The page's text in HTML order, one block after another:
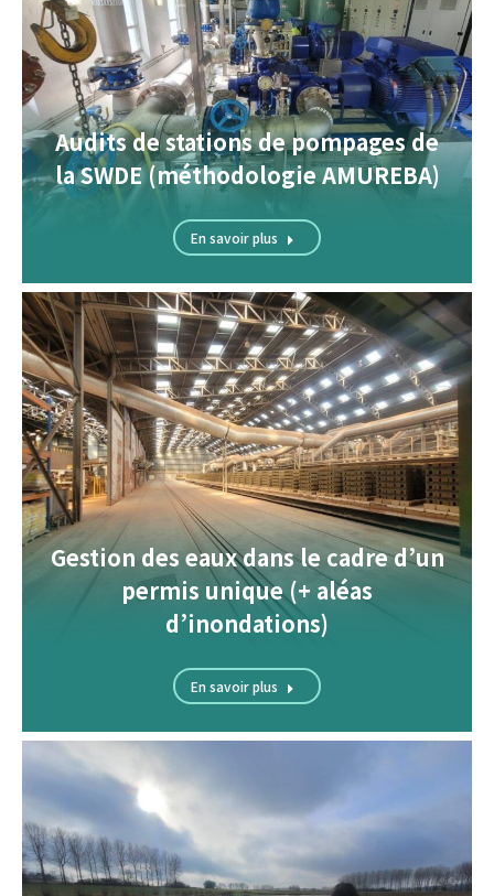
Audits de stations de pompages de
la SWDE (méthodologie AMUREBA)
En savoir plus
Gestion des eaux dans le cadre d’un
permis unique (+ aléas
d’inondations)
En savoir plus